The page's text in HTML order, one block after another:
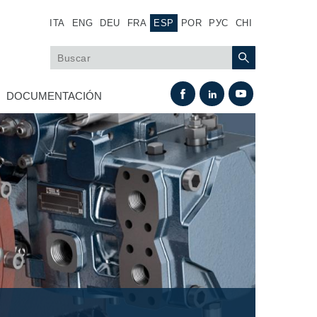
ITA ENG DEU FRA ESP POR РУС CHI
DOCUMENTACIÓN
térmico
Sistemas Fan Drive
Intercambiadores de calor